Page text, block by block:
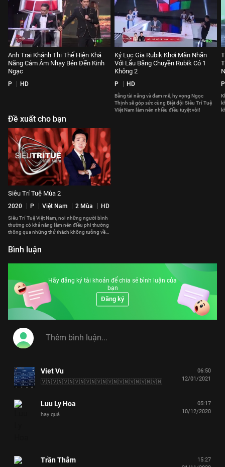
Anh Trai Khánh Thi Thể Hiện Khả
Năng Cảm Âm Nhạy Bén Đến Kinh
Ngạc
P HD
Kỷ Lục Gia Rubik Khơi Mãn Nhãn
Với Lẩu Băng Chuyền Rubik Có 1
Không 2
P HD
Bằng tài năng và đam mê, hy vọng Ngọc
Thịnh sẽ góp sức cùng Biệt đội Siêu Trí Tuệ
Việt Nam làm nên nhiều điều tuyệt vời!
P
Đề xuất cho bạn
Siêu Trí Tuệ Mùa 2
2020 P Việt Nam 2 Mùa HD
Siêu Trí Tuệ Việt Nam, nơi những người bình
thường có khả năng làm nên điều phi thường
thông qua những thử thách không tưởng về
Bình luận
Hãy đăng ký tài khoản để chia sẻ bình luận của
bạn
Đăng ký
Viet Vu
🇻🇳🇻🇳🇻🇳🇻🇳🇻🇳🇻🇳🇻🇳🇻🇳🇻🇳🇻🇳🇻🇳
06:50
12/01/2021
Luu Ly Hoa
hay quá
05:17
10/12/2020
Trần Thắm
15:27